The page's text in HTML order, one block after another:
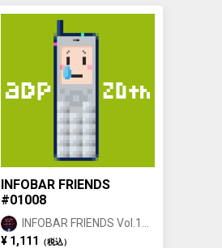
INFOBAR FRIENDS
#01008
INFOBAR FRIENDS Vol.1
BUILDING ①
¥ 1,111 （税込）